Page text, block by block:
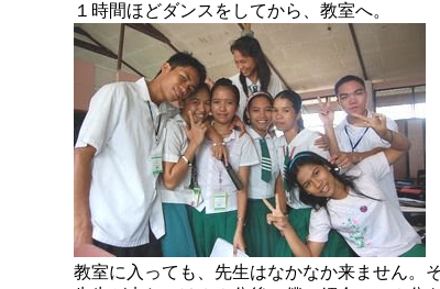
１時間ほどダンスをしてから、教室へ。
教室に入っても、先生はなかなか来ません。